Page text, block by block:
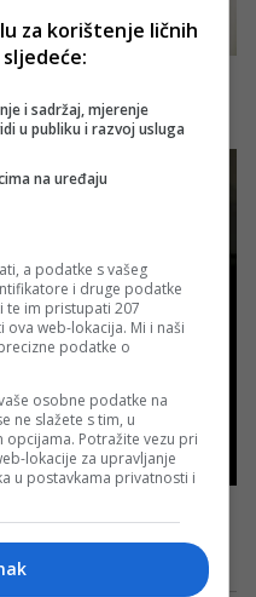
za korištenje ličnih
i sadržaj, mjerenje
u publiku i razvoj usluga
na uređaju
a podatke s vašeg
i druge podatke
te im pristupati 207
web-lokacija. Mi i naši
podatke o
osobne podatke na
ne slažete s tim, u
Potražite vezu pri
lokacije za upravljanje
u postavkama privatnosti i